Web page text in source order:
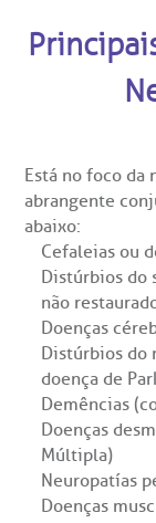
de
de Exames
A Ouvidoria e SAC são
dúvidas, registrar suas
ao nosso atendimento e
Horário de
(11)3505-1000
Fale Conosco
Endereço:
Rua Maestro
CEP: 01323-001 |
São Paulo - SP
de conduta
social da BP
social
Centro de
de Visita
socorro
de cópia
de
de
atendimento
de
de
Está no foco
abrangente
abaixo:
Cefaleias ou
Distúrbios do
não
Doenças
Distúrbios do
doença de
Demências
Doenças
Múltipla)
Neuropatías
Doenças